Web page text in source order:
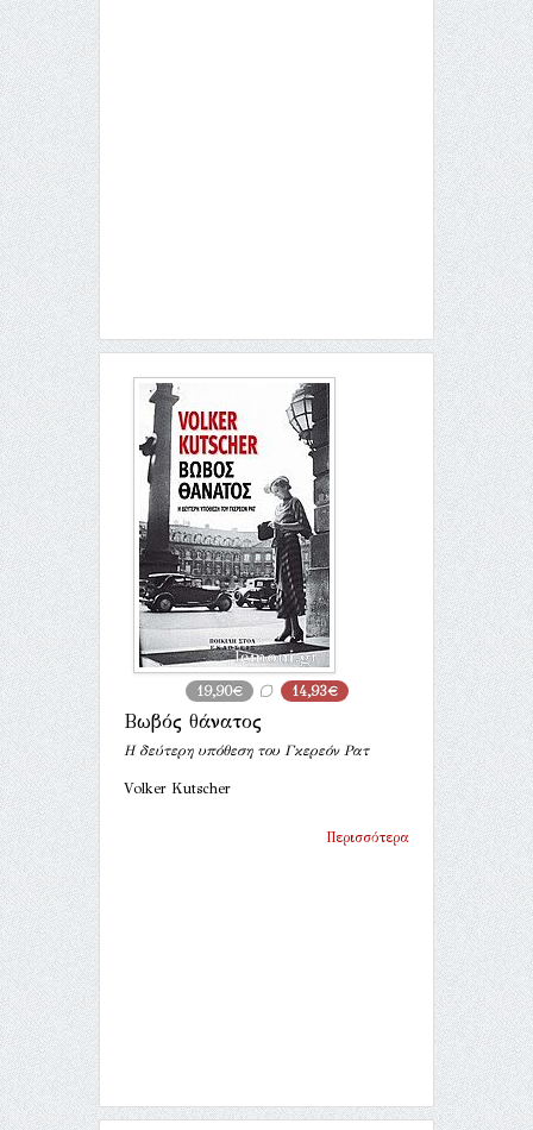
19,90€ 14,93€
Βωβός θάνατος
Η δεύτερη υπόθεση του Γκερεόν Ρατ
Volker Kutscher
Περισσότερα